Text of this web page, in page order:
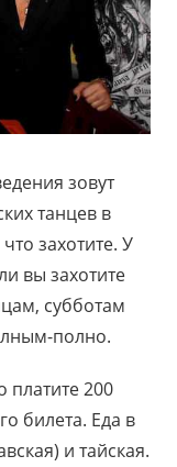
зовут
танцев в
захотите. У
вы захотите
субботам
полно.
платите 200
билета. Еда в
и тайская.